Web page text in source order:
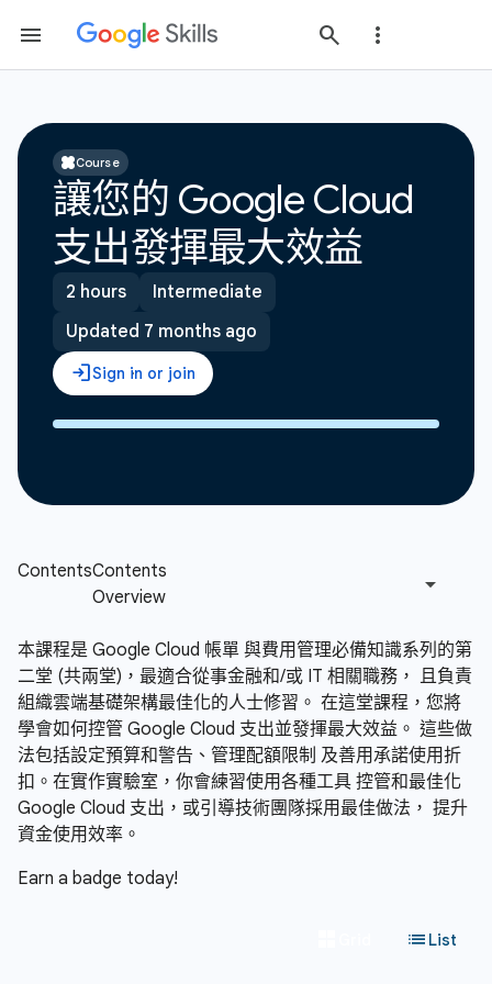
Course
讓您的 Google Cloud
支出發揮最大效益
2 hours
Intermediate
Updated 7 months ago
本課程是 Google Cloud 帳單 與費用管理必備知識系列的第
二堂 (共兩堂)，最適合從事金融和/或 IT 相關職務， 且負責
組織雲端基礎架構最佳化的人士修習。 在這堂課程，您將
學會如何控管 Google Cloud 支出並發揮最大效益。 這些做
法包括設定預算和警告、管理配額限制 及善用承諾使用折
扣。在實作實驗室，你會練習使用各種工具 控管和最佳化
Google Cloud 支出，或引導技術團隊採用最佳做法， 提升
資金使用效率。
Earn a badge today!